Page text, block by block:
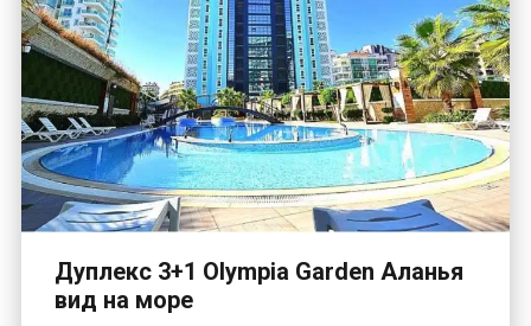
Дуплекс 3+1 Olympia Garden Аланья
вид на море